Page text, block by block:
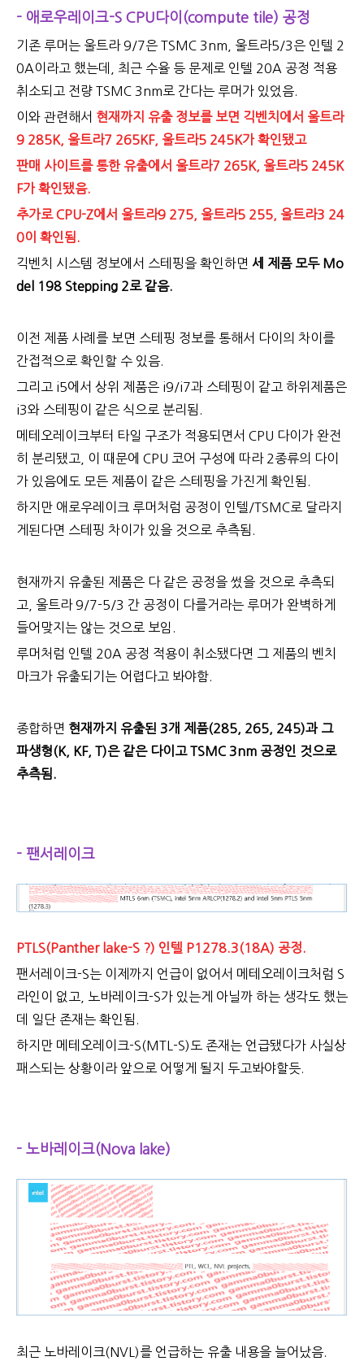
- 애로우레이크-S CPU다이(compute tile) 공정
기존 루머는 울트라 9/7은 TSMC 3nm , 울트라5/3은 인텔 2
0A이 라고 했는데, 최근 수율 등 문제로 인텔 20A 공정 적용
취소되고 전량 TSMC 3nm로 간다는 루머가 있었음.
이와 관련해서 현재까지 유출 정보를 보면 긱벤치에서 울트라
9 285K, 울트라7 265KF, 울트라5 245K가 확인됐고
판매 사이트를 통한 유출에서 울트라7 265K, 울트라5 245K
F가 확인됐음.
추가로 CPU-Z에서 울트라9 275, 울트라5 255, 울트라3 24
0이 확인됨.
긱벤치 시스템 정보에서 스테핑을 확인하면 세 제품 모두 Mo
del 198 Stepping 2로 같음.
이전 제품 사례를 보면 스테핑 정보를 통해서 다이의 차이를
간접적으로 확인할 수 있음.
그리고 i5에서 상위 제품은 i9/i7과 스테핑이 같고 하위제품은
i3와 스테핑이 같은 식으로 분리됨.
메테오레이크부터 타일 구조가 적용되면서 CPU 다이가 완전
히 분리됐고, 이 때문에 CPU 코어 구성에 따라 2종류의 다이
가 있음에도 모든 제품이 같은 스테핑을 가진게 확인됨.
하지만 애로우레이크 루머처럼 공정이 인텔/TSMC로 달라지
게된다면 스테핑 차이가 있을 것으로 추측됨.
현재까지 유출된 제품은 다 같은 공정을 썼을 것으로 추측되
고, 울트라 9/7-5/3 간 공정이 다를거라는 루머가 완벽하게
들어맞지는 않는 것으로 보임.
루머처럼 인텔 20A 공정 적용이 취소됐다면 그 제품의 벤치
마크가 유출되기는 어렵다고 봐야함.
종합하면 현재까지 유출된 3개 제품(285, 265, 245)과 그
파생형(K, KF, T)은 같은 다이고 TSMC 3nm 공정인 것으로
추측됨.
- 팬서레이크
PTLS(Panther lake-S ?) 인텔 P1278.3(18A) 공정.
팬서레이크-S는 이제까지 언급이 없어서 메테오레이크처럼 S
라인이 없고, 노바레이크-S가 있는게 아닐까 하는 생각도 했는
데 일단 존재는 확인됨.
하지만 메테오레이크-S(MTL-S)도 존재는 언급됐다가 사실상
패스되는 상황이라 앞으로 어떻게 될지 두고봐야할듯.
- 노바레이크(Nova lake)
최근 노바레이크(NVL)를 언급하는 유출 내용을 늘어났음.